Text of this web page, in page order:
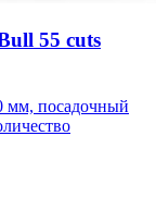
55 cuts
мм, посадочный